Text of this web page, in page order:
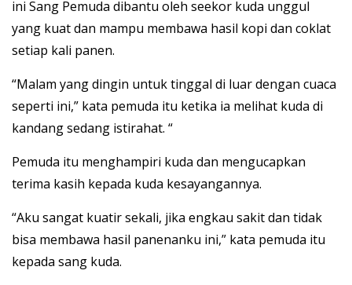
ini Sang Pemuda dibantu oleh seekor kuda unggul
yang kuat dan mampu membawa hasil kopi dan coklat
setiap kali panen.
“Malam yang dingin untuk tinggal di luar dengan cuaca
seperti ini,” kata pemuda itu ketika ia melihat kuda di
kandang sedang istirahat. “
Pemuda itu menghampiri kuda dan mengucapkan
terima kasih kepada kuda kesayangannya.
“Aku sangat kuatir sekali, jika engkau sakit dan tidak
bisa membawa hasil panenanku ini,” kata pemuda itu
kepada sang kuda.